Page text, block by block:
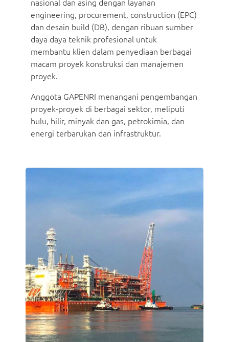
engineering, procurement, construction (EPC)
dan desain build (DB), dengan ribuan sumber
daya daya teknik profesional untuk
membantu klien dalam penyediaan berbagai
macam proyek konstruksi dan manajemen
proyek.
Anggota GAPENRI menangani pengembangan
proyek-proyek di berbagai sektor, meliputi
hulu, hilir, minyak dan gas, petrokimia, dan
energi terbarukan dan infrastruktur.